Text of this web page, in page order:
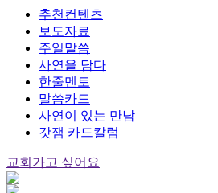
추천컨텐츠
보도자료
주일말씀
사연을 담다
한줄멘토
말씀카드
사연이 있는 만남
갓잼 카드칼럼
교회가고 싶어요